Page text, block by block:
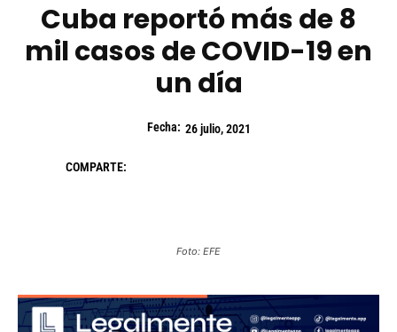
Cuba reportó más de 8
mil casos de COVID-19 en
un día
Fecha: 26 julio, 2021
COMPARTE:
Foto: EFE